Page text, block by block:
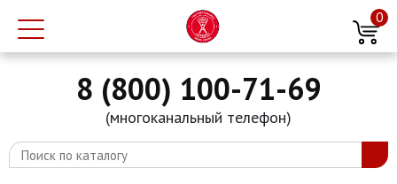
0
8 (800) 100-71-69
(многоканальный телефон)